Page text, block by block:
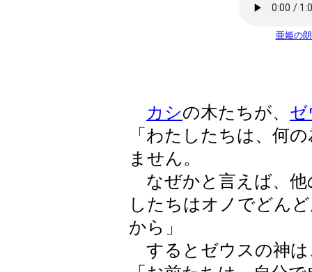
亜姫の
カシの木たちが、 ゼ
「わたしたちは、何
ません。
なぜかと言えば、他
したちはオノでどん
から」
するとゼウスの神は